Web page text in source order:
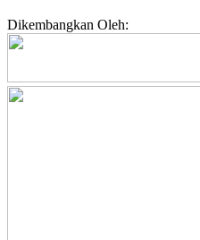
Dikembangkan Oleh: